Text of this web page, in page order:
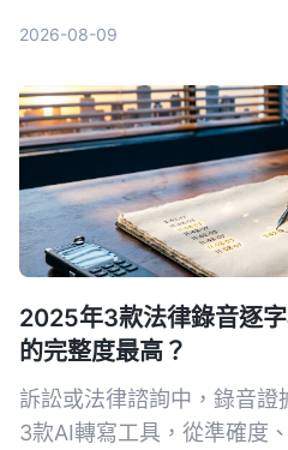
2026-08-09
2025年3款法律錄音逐
的完整度最高？
訴訟或法律諮詢中，錄音證
3款AI轉寫工具，從準確度